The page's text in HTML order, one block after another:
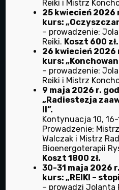
ul. Ofiar Oświęcimskich 44a/8
50-059 Wrocław
+48 71 372 37 11
Biorad stowarzyszenie
które pomaga ludziom.
Reiki i Mistrz
25 kwiecień 2026
kurs:
– prowadzenie:
Reiki. Koszt 600 zł.
26 kwiecień 2026
kurs:
– prowadzenie:
Reiki i Mistrz
9 maja 2026 r.
„Radiestezja
II”.
Kontynuacja 10,
Prowadzenie:
Walczak i Mistrz
Bioenergoterapii
Koszt 1800 zł.
30-31 maja 2026
kurs: „REIKI –
– prowadzi Jolanta